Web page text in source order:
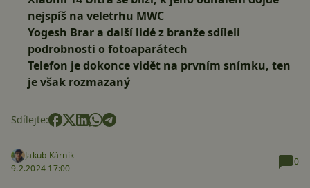
nejspíš na veletrhu MWC
Yogesh Brar a další lidé z branže sdíleli
podrobnosti o fotoaparátech
Telefon je dokonce vidět na prvním snímku, ten
je však rozmazaný
Sdílejte:
Jakub Kárník
9.2.2024 17:00
0